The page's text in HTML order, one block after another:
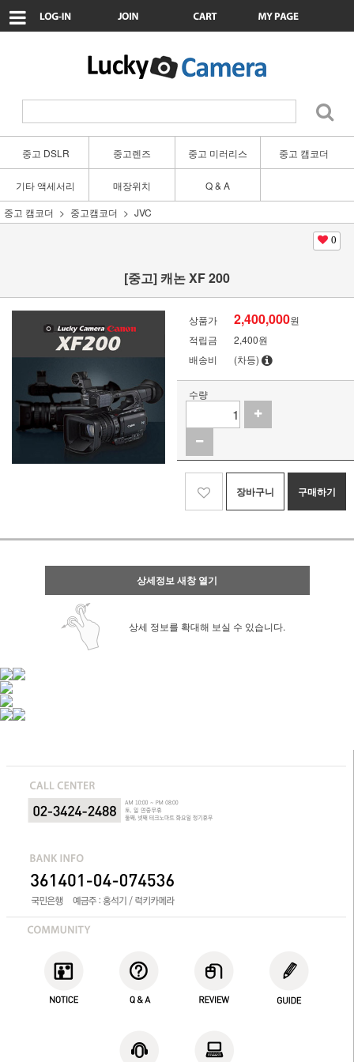
중고 DSLR 중고렌즈 중고 미러리스 중고 캠코더
기타 액세서리 매장위치
Q & A
중고 캠코더
중고캠코더 JVC
0
[중고] 캐논 XF 200
상품가 2,400,000원
적립금
2,400원
배송비
(차등)
수량
장바구니 구매하기
상세정보 새창 열기
상세 정보를 확대해 보실 수 있습니다.